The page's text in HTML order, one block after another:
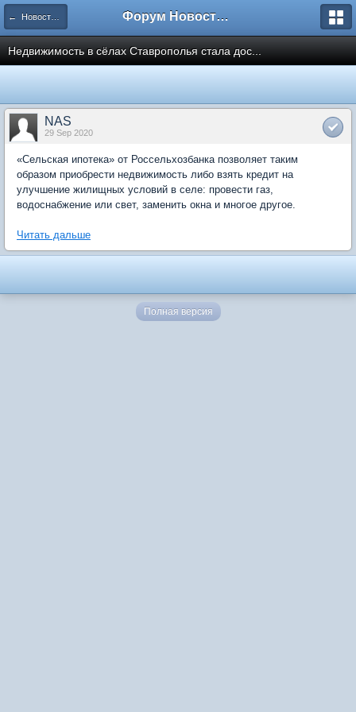
← Новости рынка недвижимости Форум Новостройки
Недвижимость в сёлах Ставрополья стала дос...
NAS
29 Sep 2020
«Сельская ипотека» от Россельхозбанка позволяет таким
образом приобрести недвижимость либо взять кредит на
улучшение жилищных условий в селе: провести газ,
водоснабжение или свет, заменить окна и многое другое.
Читать дальше
Полная версия